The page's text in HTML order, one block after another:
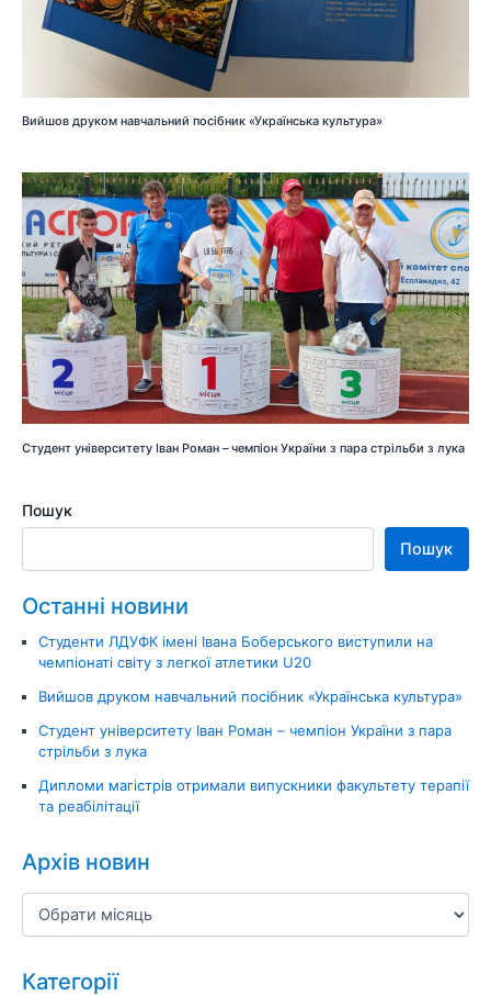
Вийшов друком навчальний посібник «Українська культура»
Студент університету Іван Роман – чемпіон України з пара стрільби з лука
Пошук
Пошук
Останні новини
Студенти ЛДУФК імені Івана Боберського виступили на
чемпіонаті світу з легкої атлетики U20
Вийшов друком навчальний посібник «Українська культура»
Студент університету Іван Роман – чемпіон України з пара
стрільби з лука
Дипломи магістрів отримали випускники факультету терапії
та реабілітації
Архів новин
Категорії